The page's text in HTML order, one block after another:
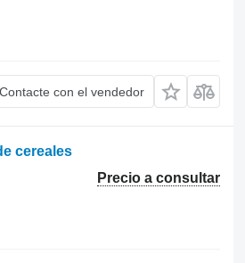
Contacte con el vendedor
cereales
Precio a consultar